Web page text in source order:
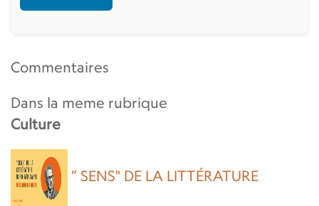
Commentaires
Dans la meme rubrique
Culture
” SENS" DE LA LITTÉRATURE